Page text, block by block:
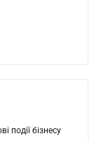
події бізнесу